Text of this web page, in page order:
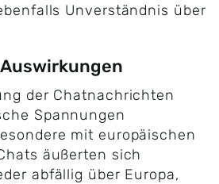
Unverständnis über
der Chatnachrichten
Spannungen
mit europäischen
äußerten sich
abfällig über Europa,